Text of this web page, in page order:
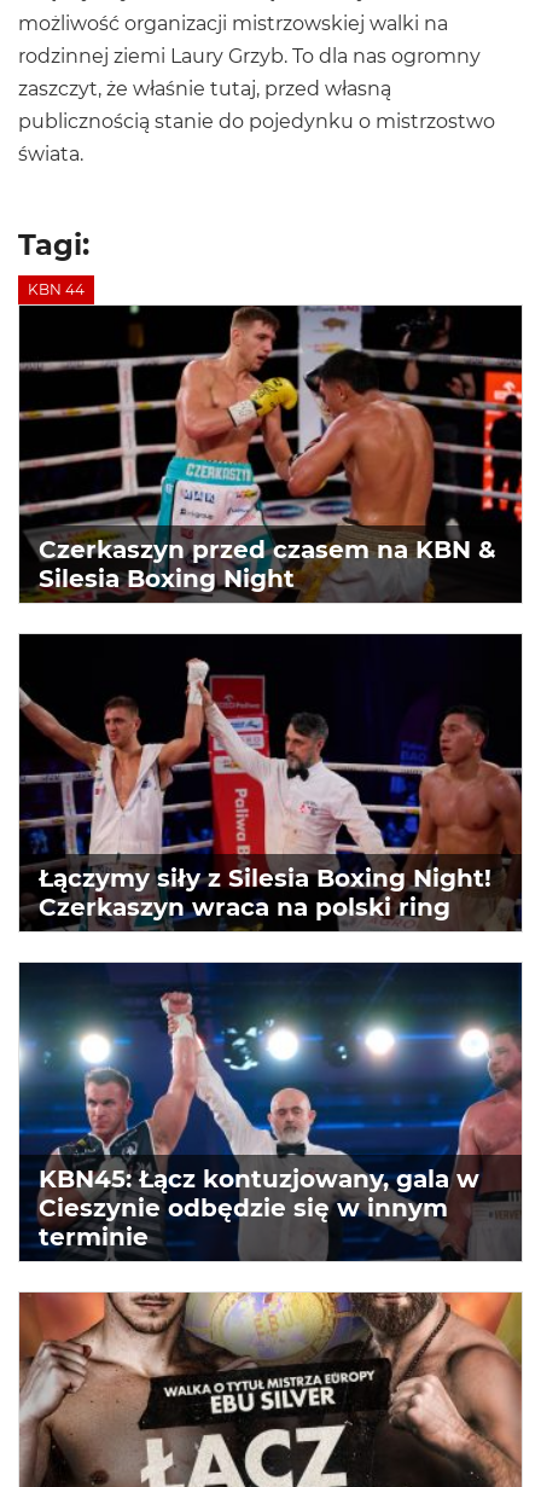
możliwość organizacji mistrzowskiej walki na
rodzinnej ziemi Laury Grzyb. To dla nas ogromny
zaszczyt, że właśnie tutaj, przed własną
publicznością stanie do pojedynku o mistrzostwo
świata.
Tagi:
KBN 44
Czerkaszyn przed czasem na KBN &
Silesia Boxing Night
Łączymy siły z Silesia Boxing Night!
Czerkaszyn wraca na polski ring
KBN45: Łącz kontuzjowany, gala w
Cieszynie odbędzie się w innym
terminie